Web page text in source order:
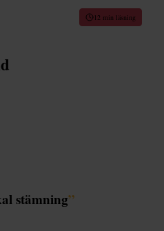
12 min läsning
stämning”